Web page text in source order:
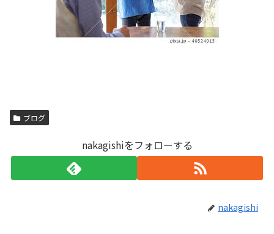
ブログ
nakagishiをフォローする
nakagishi